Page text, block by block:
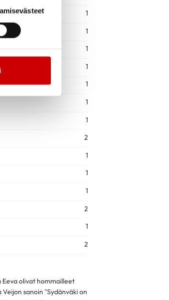
1
1
1
1
1
1
1
2
1
1
1
2
1
2
Eeva olivat hommailleet
sanoin ”Sydänväki on